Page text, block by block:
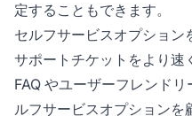
定することもできます。
セルフサービスオプション
サポートチケットをより速
FAQ やユーザーフレンド
ルフサービスオプションを